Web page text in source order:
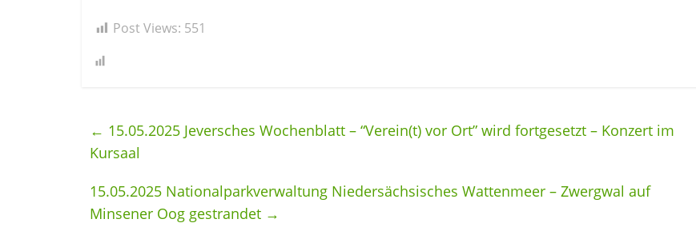
Post Views: 551
← 15.05.2025 Jeversches Wochenblatt – “Verein(t) vor Ort” wird fortgesetzt – Konzert im
Kursaal
15.05.2025 Nationalparkverwaltung Niedersächsisches Wattenmeer – Zwergwal auf
Minsener Oog gestrandet →